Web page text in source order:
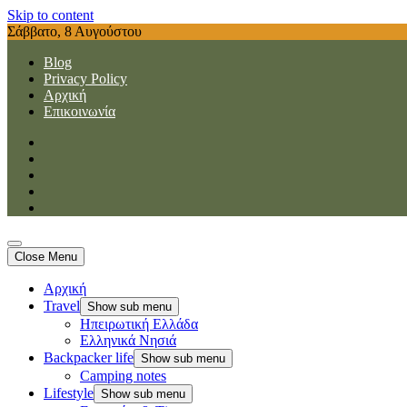
Skip to content
Σάββατο, 8 Αυγούστου
Blog
Privacy Policy
Αρχική
Επικοινωνία
Travellernotes
Ταξίδια, tips, εμπειρίες, έμπνευση, nerd κουλτούρα & ταξίδια με
Travellernotes
Ταξίδια, tips, εμπειρίες, έμπνευση, nerd κουλτούρα & ταξίδια με
Close Menu
Αρχική
Travel Show sub menu
Ηπειρωτική Ελλάδα
Ελληνικά Νησιά
Backpacker life Show sub menu
Camping notes
Lifestyle Show sub menu